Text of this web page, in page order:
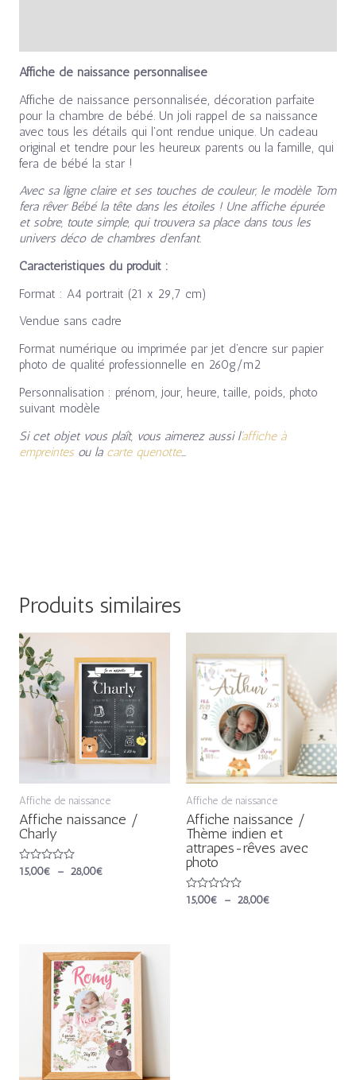
Affiche de naissance personnalisée
Affiche de naissance personnalisée, décoration parfaite
pour la chambre de bébé. Un joli rappel de sa naissance
avec tous les détails qui l’ont rendue unique. Un cadeau
original et tendre pour les heureux parents ou la famille, qui
fera de bébé la star !
Avec sa ligne claire et ses touches de couleur, le modèle Tom
fera rêver Bébé la tête dans les étoiles ! Une affiche épurée
et sobre, toute simple, qui trouvera sa place dans tous les
univers déco de chambres d’enfant.
Caractéristiques du produit :
Format : A4 portrait (21 x 29,7 cm)
Vendue sans cadre
Format numérique ou imprimée par jet d’encre sur papier
photo de qualité professionnelle en 260g/m2
Personnalisation : prénom, jour, heure, taille, poids, photo
suivant modèle
Si cet objet vous plaît, vous aimerez aussi l’affiche à
empreintesou la carte quenotte…
Produits similaires
Affiche de naissance
Affiche naissance /
Charly
Note
15,00€ – 28,00€
prix :
15,00€
à
28,00€
Affiche de naissance
Affiche naissance /
Thème indien et
attrapes-rêves avec
photo
Note
15,00€ – 28,00€
de
prix :
15,00€
à
28,00€
Plage
de
prix :
15,00€
à
28,00€